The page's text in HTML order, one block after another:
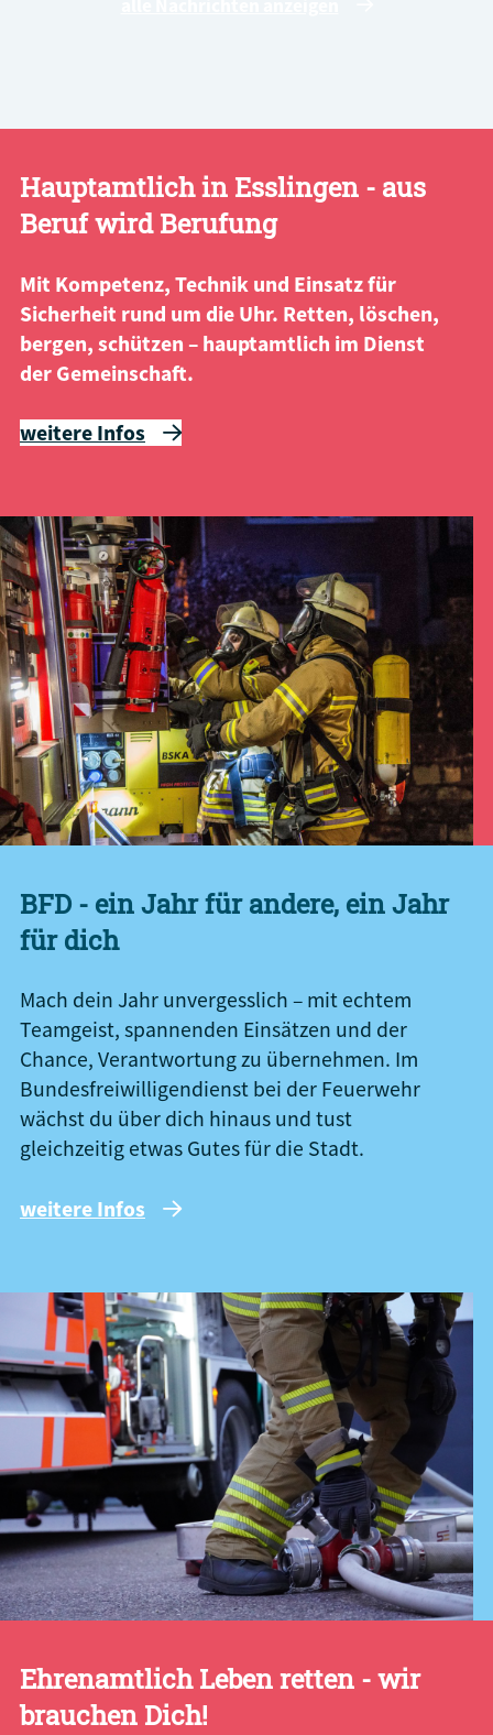
Hauptamtlich in Esslingen - aus
Beruf wird Berufung
Mit Kompetenz, Technik und Einsatz für
Sicherheit rund um die Uhr. Retten, löschen,
bergen, schützen – hauptamtlich im Dienst
der Gemeinschaft.
weitere Infos
BFD - ein Jahr für andere, ein Jahr
für dich
Mach dein Jahr unvergesslich – mit echtem
Teamgeist, spannenden Einsätzen und der
Chance, Verantwortung zu übernehmen. Im
Bundesfreiwilligendienst bei der Feuerwehr
wächst du über dich hinaus und tust
gleichzeitig etwas Gutes für die Stadt.
weitere Infos
Ehrenamtlich Leben retten - wir
brauchen Dich!